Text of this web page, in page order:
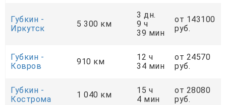
Губкин -
Иркутск
5 300 км
3 дн.
9 ч
39 мин
от 143100
руб.
Губкин -
Ковров
910 км
12 ч
34 мин
от 24570
руб.
Губкин -
Кострома
1 040 км
15 ч
4 мин
от 28080
руб.